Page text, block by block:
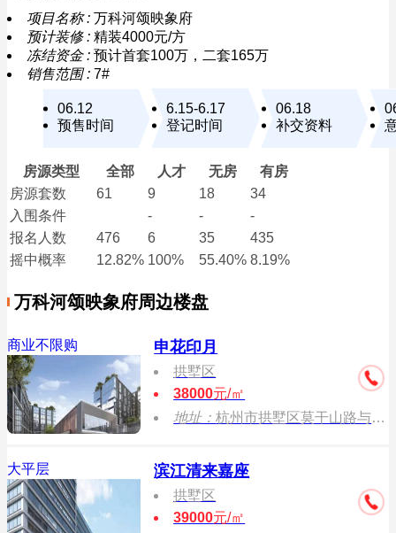
项目名称 : 万科河颂映象府
预计装修 : 精装4000元/方
冻结资金 : 预计首套100万，二套165万
销售范围 : 7#
06.12
预售时间
6.15-6.17
登记时间
06.18
补交资料
房源类型 全部 人才 无房
有房
房源套数
61 9 18
34
入围条件
- -
-
报名 人数 476 6 35
435
摇中概率
12.82% 100% 55.40% 8.19%
万科河颂映象府周边楼盘
商业不限购 申花印月
拱墅区
38000元/㎡
地址：杭州市拱墅区莫干山路与申花路交叉口西150米（申花路77号）
大平层 滨江清来嘉座
拱墅区
39000元/㎡